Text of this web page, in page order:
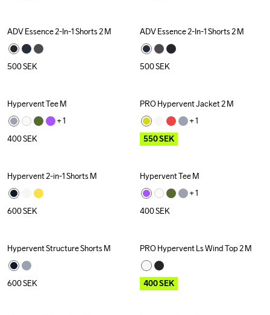
ADV Essence 2-In-1 Shorts 2 M
500SEK
ADV Essence 2-In-1 Shorts 2 M
500SEK
Hypervent Tee M
+ 1
400SEK
Outlet
PRO Hypervent Jacket 2 M
+ 1
550SEK
Hypervent 2-in-1 Shorts M
600SEK
Hypervent Tee M
+ 1
400SEK
Hypervent Structure Shorts M
600SEK
Outlet
PRO Hypervent Ls Wind Top 2 M
400SEK